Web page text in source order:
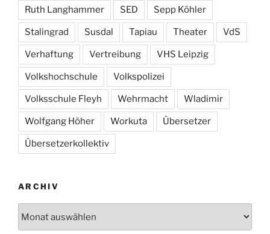
Ruth Langhammer SED Sepp Köhler
Stalingrad Susdal Tapiau Theater VdS
Verhaftung Vertreibung VHS Leipzig
Volkshochschule Volkspolizei
Volksschule Fleyh Wehrmacht Wladimir
Wolfgang Höher Workuta Übersetzer
Übersetzerkollektiv
ARCHIV